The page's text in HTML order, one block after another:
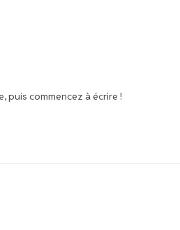
puis commencez à écrire !